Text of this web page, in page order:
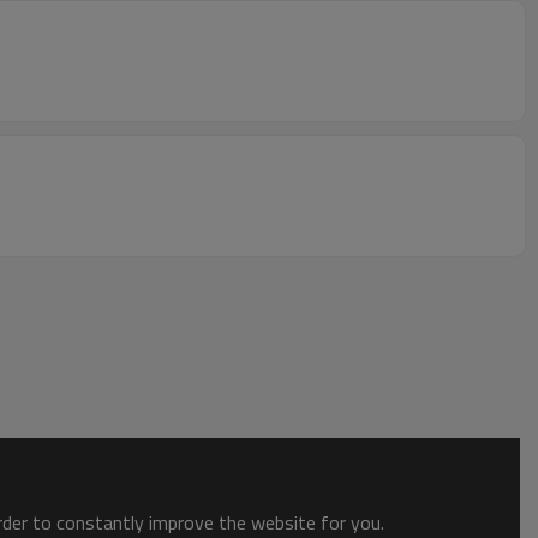
to constantly improve the website for you.